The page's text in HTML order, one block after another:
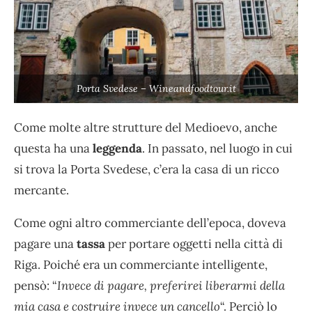
Porta Svedese – Wineandfoodtour.it
Come molte altre strutture del Medioevo, anche
questa ha unaleggenda. In passato, nel luogo in cui
si trova la Porta Svedese, c’era la casa di un ricco
mercante.
Come ogni altro commerciante dell’epoca, doveva
pagare unatassaper portare oggetti nella città di
Riga. Poiché era un commerciante intelligente,
pensò: “Invece di pagare, preferirei liberarmi della
mia casa e costruire invece un cancello“. Perciò lo